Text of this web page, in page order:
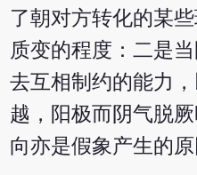
了朝对方转化的某
质变的程度：二是
去互相制约的能力
越，阳极而阴气脱
向亦是假象产生的原